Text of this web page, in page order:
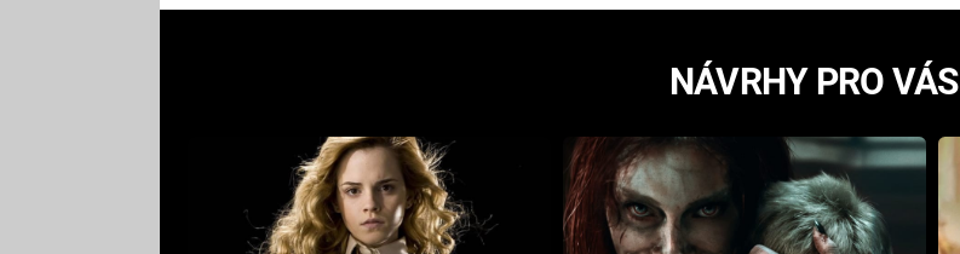
NÁVRHY PRO VÁS